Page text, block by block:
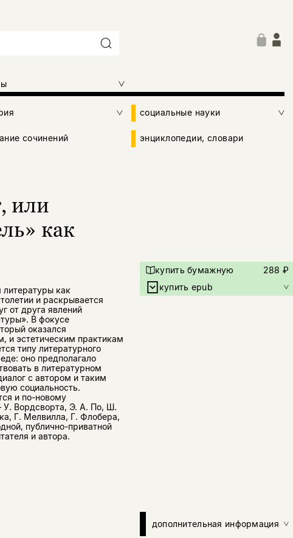
социальные науки
сочинений энциклопедии, словари
или
как
как
и раскрывается
от друга явлений
В фокусе
оказался
и эстетическим практикам
типу литературного
оно предполагало
в литературном
с автором и таким
социальность.
и по-новому
У. Вордсворта, Э. А. По, Ш.
Г. Мелвилла, Г. Флобера,
публично-приватной
и автора.
купить бумажную
288 ₽
купить epub
дополнительная информация